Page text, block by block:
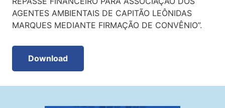
AGENTES AMBIENTAIS DE CAPITÃO LEÔNIDAS
MARQUES MEDIANTE FIRMAÇÃO DE CONVÊNIO”.
Download